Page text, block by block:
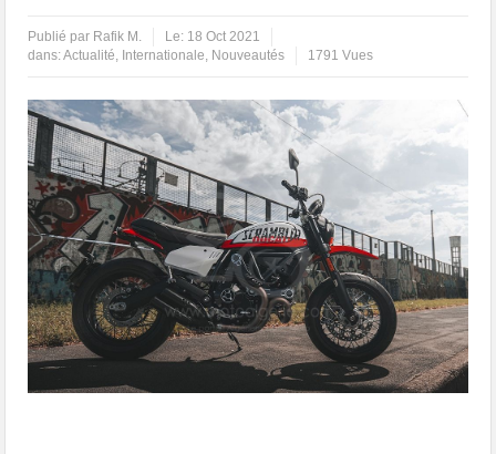
Publié par Rafik M. Le: 18 Oct 2021
dans:Actualité, Internationale, Nouveautés 1791 Vues